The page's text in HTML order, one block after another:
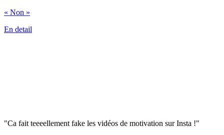
« Non »
En detail
"Ca fait teeeellement fake les vidéos de motivation sur Insta !"